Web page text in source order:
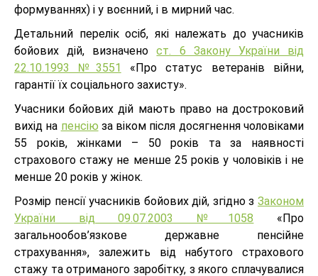
формуваннях) і у воєнний, і в мирний час.
Детальний перелік осіб, які належать до учасників
бойових дій, визначеност. 6 Закону України від
22.10.1993 №3551 «Про статус ветеранів війни,
гарантії їх соціального захисту».
Учасники бойових дій мають право на достроковий
вихід на пенсію за віком після досягнення чоловіками
55 років, жінками – 50 років та за наявності
страхового стажу не менше 25 років у чоловіків і не
менше 20 років у жінок.
Розмір пенсії учасників бойових дій, згідно з Законом
України від 09.07.2003 №1058 «Про
загальнообов’язкове державне пенсійне
страхування», залежить від набутого страхового
стажу та отриманого заробітку, з якого сплачувалися